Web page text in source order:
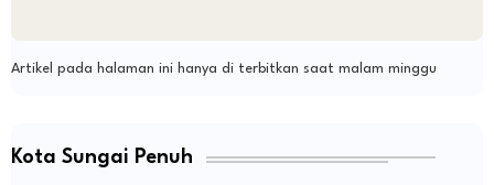
Artikel pada halaman ini hanya di terbitkan saat malam minggu
Kota Sungai Penuh